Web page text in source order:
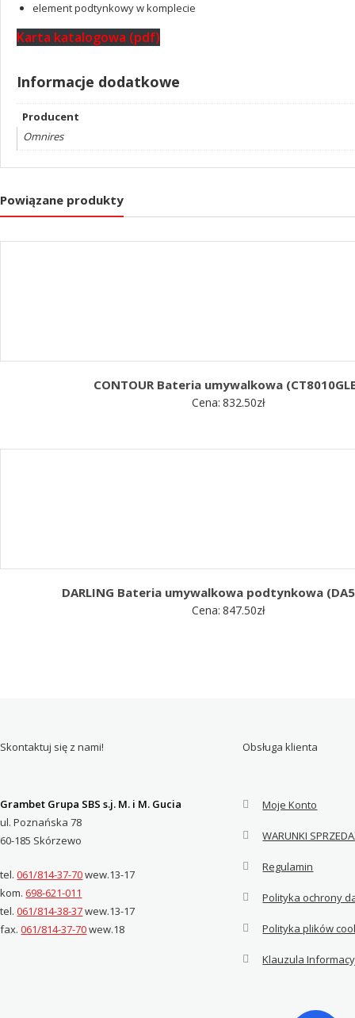
element podtynkowy w komplecie
Karta katalogowa (pdf)
Informacje dodatkowe
Producent
Omnires
Powiązane produkty
CONTOUR Bateria umywalkowa
Cena: 832.50zł
DARLING Bateria umywalkowa podtynkowa
Cena: 847.50zł
Skontaktuj się z nami!
Grambet Grupa SBS s.j. M. i M. Gucia
ul. Poznańska 78
60-185 Skórzewo
tel.061/814-37-70wew.13-17
kom. 698-621-011
tel.061/814-38-37wew.13-17
fax.061/814-37-70wew.18
Obsługa klienta
Moje Konto
WARUNKI
Regulamin
Polityka ochrony
Polityka plików
Klauzula